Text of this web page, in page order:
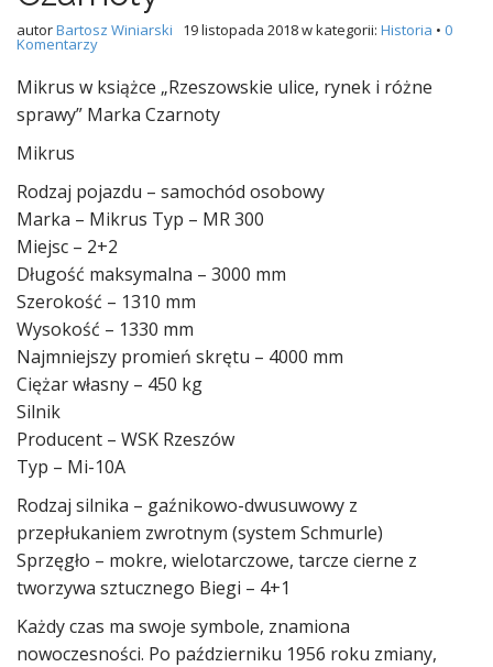
autorBartosz Winiarski 19 listopada 2018w kategorii: Historia • 0
Komentarzy
Mikrus w książce „Rzeszowskie ulice, rynek i różne
sprawy” Marka Czarnoty
Mikrus
Rodzaj pojazdu – samochód osobowy
Marka – Mikrus Typ – MR 300
Miejsc – 2+2
Długość maksymalna – 3000 mm
Szerokość – 1310 mm
Wysokość – 1330 mm
Najmniejszy promień skrętu – 4000 mm
Ciężar własny – 450 kg
Silnik
Producent – WSK Rzeszów
Typ – Mi-10A
Rodzaj silnika – gaźnikowo-dwusuwowy z
przepłukaniem zwrotnym (system Schmurle)
Sprzęgło – mokre, wielotarczowe, tarcze cierne z
tworzywa sztucznego Biegi – 4+1
Każdy czas ma swoje symbole, znamiona
nowoczesności. Po październiku 1956 roku zmiany,